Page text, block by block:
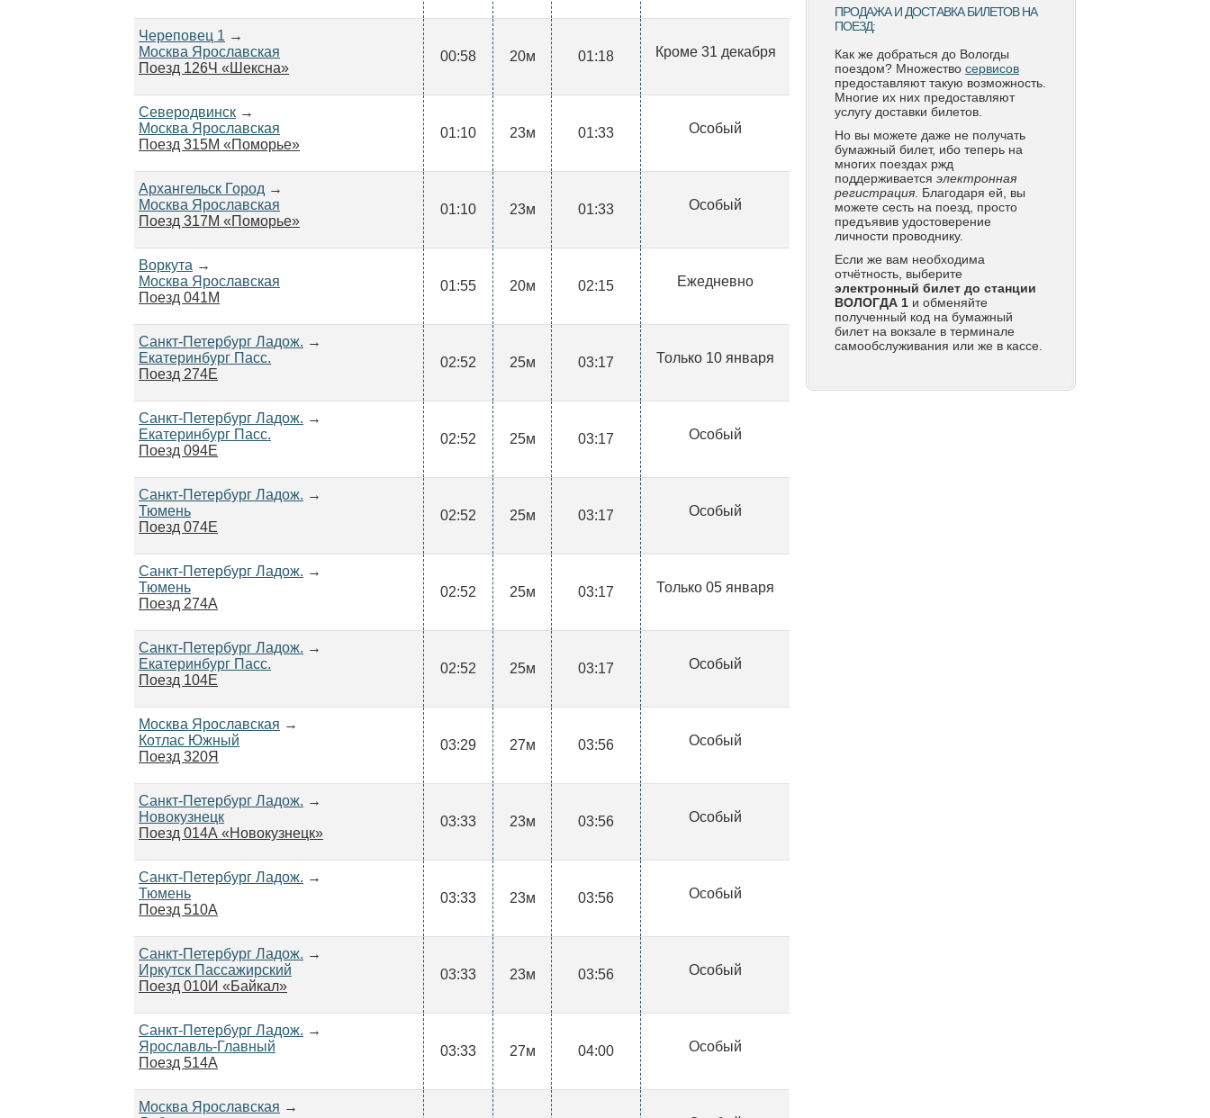
Череповец 1 →
Москва Ярославская
Поезд 126Ч «Шексна»
00:58 20м 01:18 Кроме 31 декабря
Северодвинск →
Москва Ярославская
Поезд 315М «Поморье»
01:10 23м 01:33 Особый
Архангельск Город →
Москва Ярославская
Поезд 317М «Поморье»
01:10 23м 01:33 Особый
Воркута →
Москва Ярославская
Поезд 041М
01:55 20м 02:15 Ежедневно
Санкт-Петербург Ладож. →
Екатеринбург Пасс.
Поезд 274Е
02:52 25м 03:17 Только 10 января
Санкт-Петербург Ладож. →
Екатеринбург Пасс.
Поезд 094Е
02:52 25м 03:17 Особый
Санкт-Петербург Ладож. →
Тюмень
Поезд 074Е
02:52 25м 03:17 Особый
Санкт-Петербург Ладож. →
Тюмень
Поезд 274А
02:52 25м 03:17 Только 05 января
Санкт-Петербург Ладож. →
Екатеринбург Пасс.
Поезд 104Е
02:52 25м 03:17 Особый
Москва Ярославская →
Котлас Южный
Поезд 320Я
03:29 27м 03:56 Особый
Санкт-Петербург Ладож. →
Новокузнецк
Поезд 014А «Новокузнецк»
03:33 23м 03:56 Особый
Санкт-Петербург Ладож. →
Тюмень
Поезд 510А
03:33 23м 03:56 Особый
Санкт-Петербург Ладож. →
Иркутск Пассажирский
Поезд 010И «Байкал»
03:33 23м 03:56 Особый
Санкт-Петербург Ладож. →
Ярославль-Главный
Поезд 514А
03:33 27м 04:00 Особый
Москва Ярославская →
ПРОДАЖА И ДОСТАВКА БИЛЕТОВ НА
ПОЕЗД:
Как же добраться до Вологды
поездом? Множество сервисов
предоставляют такую возможность.
Многие их них предоставляют
услугу доставки билетов.
Но вы можете даже не получать
бумажный билет, ибо теперь на
многих поездах ржд
поддерживается электронная
регистрация . Благодаря ей, вы
можете сесть на поезд, просто
предъявив удостоверение
личности проводнику.
Если же вам необходима
отчётность, выберите
электронный билет до станции
ВОЛОГДА 1 и обменяйте
полученный код на бумажный
билет на вокзале в терминале
самообслуживания или же в кассе.